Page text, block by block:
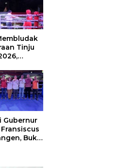
Tinju
Kota
Gubernur
Buka